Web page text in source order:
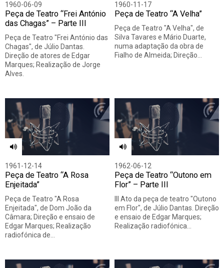
1960-06-09
Peça de Teatro “Frei António
das Chagas” – Parte III
Peça de Teatro "Frei António das
Chagas", de Júlio Dantas.
Direção de atores de Edgar
Marques; Realização de Jorge
Alves.
1960-11-17
Peça de Teatro “A Velha”
Peça de Teatro "A Velha", de
Silva Tavares e Mário Duarte,
numa adaptação da obra de
Fialho de Almeida; Direção…
1961-12-14
Peça de Teatro “A Rosa
Enjeitada”
Peça de Teatro "A Rosa
Enjeitada", de Dom João da
Câmara; Direção e ensaio de
Edgar Marques; Realização
radiofónica de…
1962-06-12
Peça de Teatro “Outono em
Flor” – Parte III
III Ato da peça de teatro "Outono
em Flor", de Júlio Dantas. Direção
e ensaio de Edgar Marques;
Realização radiofónica…